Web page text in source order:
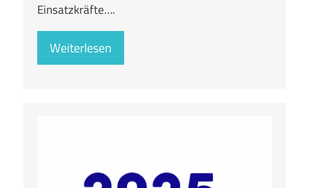
Einsatzkräfte….
Weiterlesen